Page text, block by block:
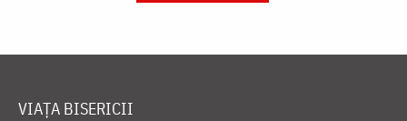
VIAȚA BISERICII